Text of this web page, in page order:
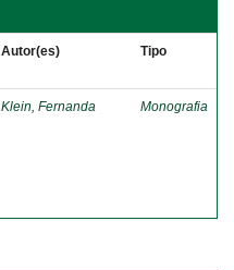
Autor(es) Tipo
Klein, Fernanda Monografia